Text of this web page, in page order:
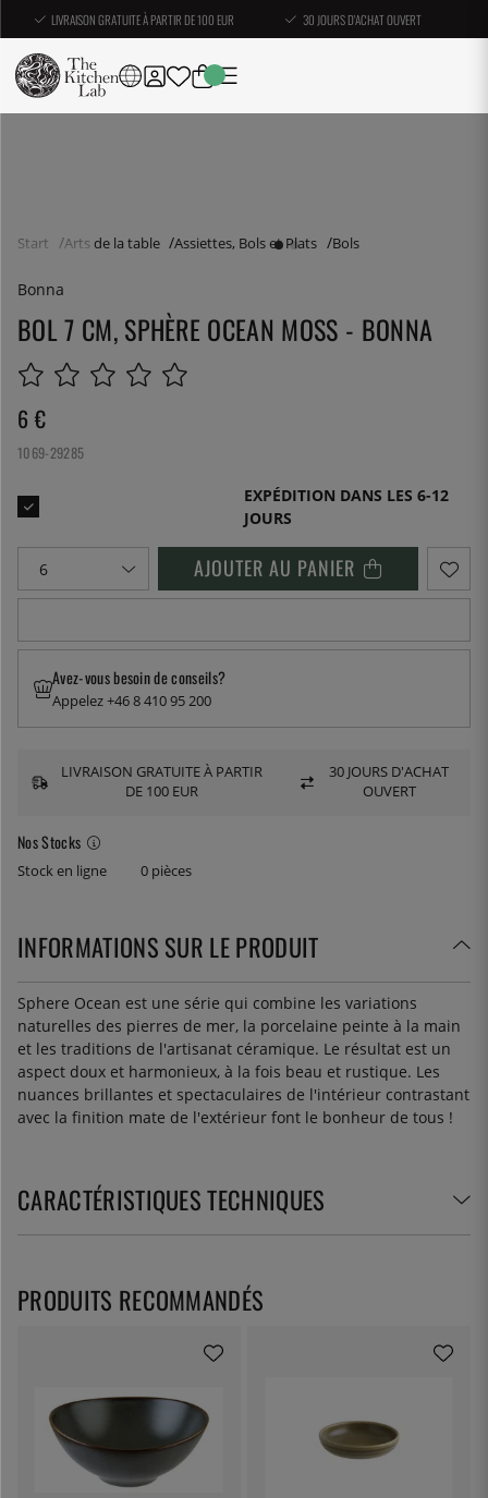
LIVRAISON GRATUITE À PARTIR DE 100 EUR 30 JOURS D'ACHAT OUVERT
Start Arts de la table Assiettes, Bols et Plats Bols
Bonna
BOL 7 CM, SPHÈRE OCEAN MOSS - BONNA
6 €
1069-29285
EXPÉDITION DANS LES 6-12
JOURS
AJOUTER AU PANIER
Nos Stocks
Stock en ligne 0 pièces
Avez-vous besoin de conseils?
Appelez +46 8 410 95 200
LIVRAISON GRATUITE À PARTIR
DE 100 EUR
30 JOURS D'ACHAT
OUVERT
INFORMATIONS SUR LE PRODUIT
Sphere Ocean est une série qui combine les variations
naturelles des pierres de mer, la porcelaine peinte à la main
et les traditions de l'artisanat céramique. Le résultat est un
aspect doux et harmonieux, à la fois beau et rustique. Les
nuances brillantes et spectaculaires de l'intérieur contrastant
avec la finition mate de l'extérieur font le bonheur de tous !
CARACTÉRISTIQUES TECHNIQUES
PRODUITS RECOMMANDÉS